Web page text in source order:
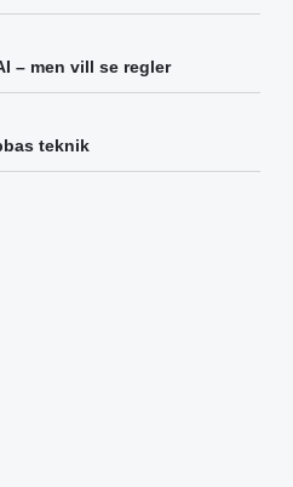
– men vill se regler
teknik